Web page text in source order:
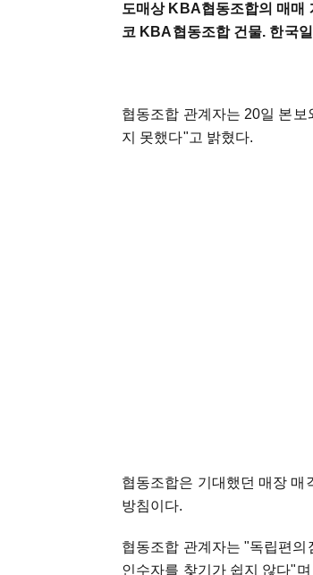
도매상 KBA협동조합의 매매
코 KBA협동조합 건물. 한국
협동조합 관계자는 20일 본
지 못했다"고 밝혔다.
협동조합은 기대했던 매장 매
방침이다.
협동조합 관계자는 "독립편
인수자를 찾기가 쉽지 않다"